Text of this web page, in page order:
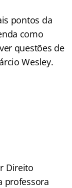
pontos da
como
questões de
Wesley.
Direito
professora